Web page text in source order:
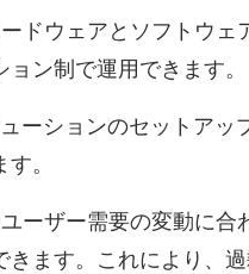
ドウェアとソフトウェ
ン制で運用できます。
ーションのセットア
。
ーザー需要の変動に合
きます。これにより、